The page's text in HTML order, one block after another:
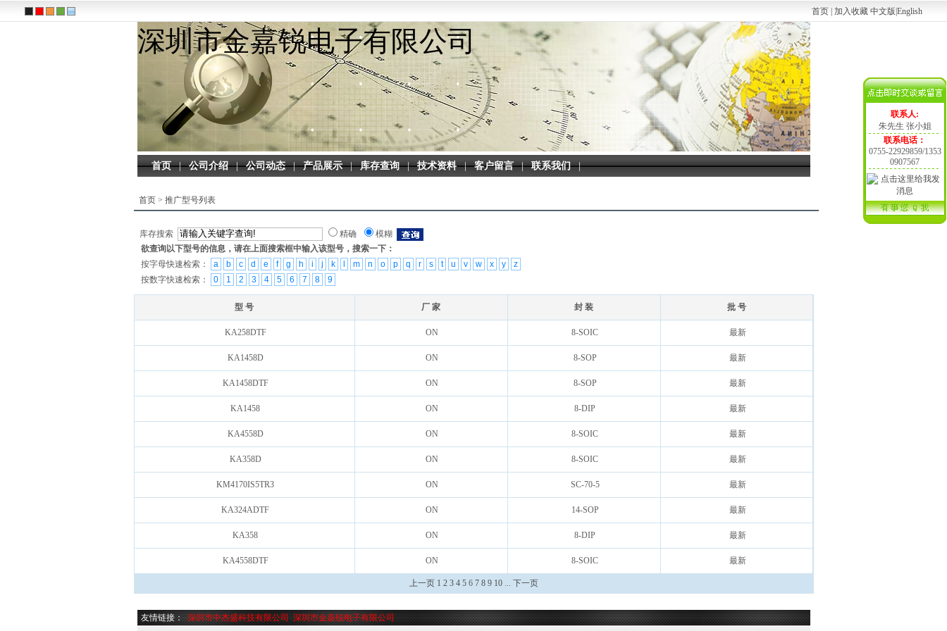
联系人:
朱先生 张小姐
联系电话：
0755-22929859/1353
0907567
首页 加入收藏 中文版 English
深圳市金嘉锐电子有限公司
首页|公司介绍|公司动态|产品展示|库存查询|技术资料|客户留言|联系我们|
首页> 推广型号列表
库存搜索 精确
模糊
欲查询以下型号的信息，请在上面搜索框中输入该型号，搜索一下：
按字母快速检索：
a b c d e f g h i j k m n o p q r s t u v w x y
z
按数字快速检索：
0 1 2 3 4 5 6 7 8 9
型 号 厂 家 封 装 批 号
KA258DTF ON 8-SOIC 最新
KA1458D ON 8-SOP 最新
KA1458DTF ON 8-SOP 最新
KA1458 ON 8-DIP 最新
KA4558D ON 8-SOIC 最新
KA358D ON 8-SOIC 最新
KM4170IS5TR3 ON SC-70-5 最新
KA324ADTF ON 14-SOP 最新
KA358 ON 8-DIP 最新
KA4558DTF ON 8-SOIC 最新
上一页 1 2 3 4 5 6 7 8 9 10... 下一页
友情链接： 深圳市中杰盛科技有限公司 深圳市金嘉锐电子有限公司